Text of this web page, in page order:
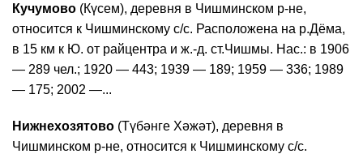
Кучумово (Күсем), деревня в Чишминском р-не,
относится к Чишминскому с/с. Расположена на р.Дёма,
в 15 км к Ю. от райцентра и ж.-д. ст.Чишмы. Нас.: в 1906
— 289 чел.; 1920 — 443; 1939 — 189; 1959 — 336; 1989
— 175; 2002 —...
Нижнехозятово (Түбәнге Хәжәт), деревня в
Чишминском р-не, относится к Чишминскому с/с.